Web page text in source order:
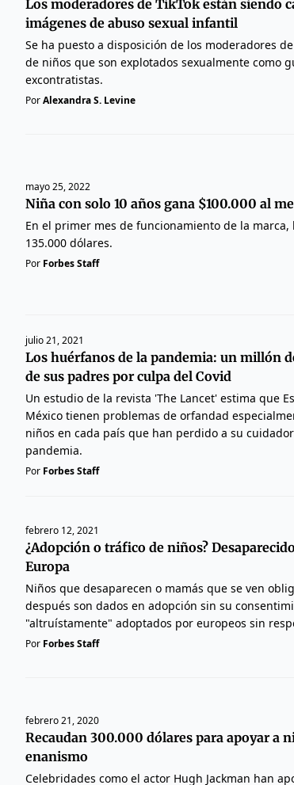
Los moderadores de TikTok están siendo
imágenes de abuso sexual infantil
Se ha puesto a disposición de los moderadores
de niños que son explotados sexualmente como
excontratistas.
PorAlexandra S. Levine
mayo 25, 2022
Niña con solo 10 años gana $100.000 al
En el primer mes de funcionamiento de la
135.000 dólares.
Por Forbes Staff
julio 21, 2021
Los huérfanos de la pandemia: un millón
de sus padres por culpa del Covid
Un estudio de la revista 'The Lancet' estima que
México tienen problemas de orfandad
niños en cada país que han perdido a su
pandemia.
Por Forbes Staff
febrero 12, 2021
¿Adopción o tráfico de niños?
Europa
Niños que desaparecen o mamás que se ven
después son dados en adopción sin su
"altruístamente" adoptados por europeos sin
Por Forbes Staff
febrero 21, 2020
Recaudan 300.000 dólares para apoyar a
enanismo
Celebridades como el actor Hugh Jackman han